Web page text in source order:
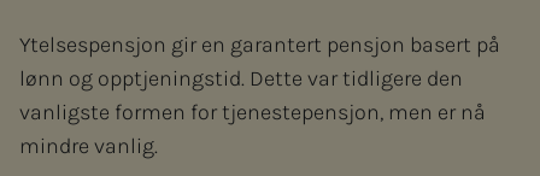
Ytelsespensjon gir en garantert pensjon basert på
lønn og opptjeningstid. Dette var tidligere den
vanligste formen for tjenestepensjon, men er nå
mindre vanlig.